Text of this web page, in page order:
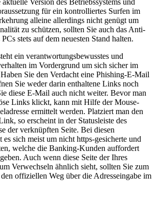
für ein kontrolliertes Surfen im
alleine allerdings nicht genügt um
zu schützen, sollten Sie auch das Anti-
stets auf dem neuesten Stand halten.
ein verantwortungsbewusstes und
im Vordergrund um sich sicher im
Sie den Verdacht eine Phishing-E-Mail
Sie weder darin enthaltene Links noch
diese E-Mail auch nicht weiter. Bevor man
Links klickt, kann mit Hilfe der Mouse-
ermittelt werden. Platziert man den
so erscheint in der Statusleiste des
der verknüpften Seite. Bei diesen
es sich meist um nicht https-gesicherte und
welche die Banking-Kunden auffordert
Auch wenn diese Seite der Ihres
Verwechseln ähnlich sieht, sollten Sie zum
offiziellen Weg über die Adresseingabe im